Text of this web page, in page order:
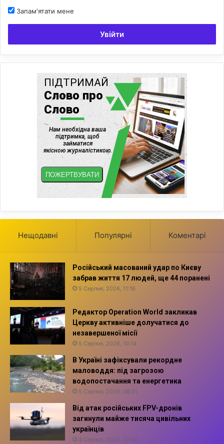
Запам'ятати мене
Увійти
Нещодавні Популярні Коментарі
Російський масований удар по Києву
забрав життя 17 людей, ще 44 поранені
5 Серпня, 2026, 11:16
Редактор Operation World закликав
Церкву активніше долучатися до
незавершеної місії
5 Серпня, 2026, 10:14
В Україні зафіксували рекордне
маловоддя: під загрозою
водопостачання та енергетика
5 Серпня, 2026, 08:01
Від атак російських FPV-дронів
загинули майже тисяча цивільних
українців
4 Серпня, 2026, 22:30